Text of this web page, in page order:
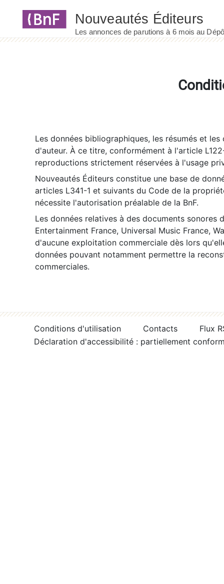
Les données bibliographiques, les résumés et
d'auteur. À ce titre, conformément à l'article
reproductions strictement réservées à l'usage
Nouveautés Éditeurs constitue une base de
articles L341-1 et suivants du Code de la
nécessite l'autorisation préalable de la BnF.
Les données relatives à des documents sonores
Entertainment France, Universal Music France,
d'aucune exploitation commerciale dès lors
données pouvant notamment permettre la
commerciales.
Conditions d'utilisation Contacts
Flux
Déclaration d'accessibilité : partiellement